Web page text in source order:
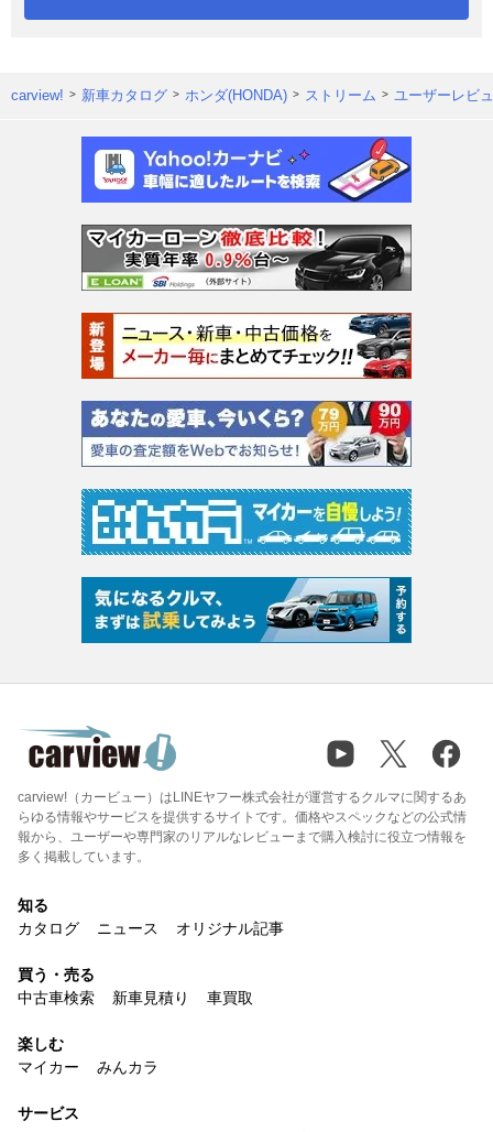
carview! 新車カタログ ホンダ(HONDA) ストリーム ユーザーレビ
carview!（カービュー）はLINEヤフー株式会社が運営するクルマに関するあ
らゆる情報やサービスを提供するサイトです。価格やスペックなどの公式情
報から、ユーザーや専門家のリアルなレビューまで購入検討に役立つ情報を
多く掲載しています。
知る
カタログ
ニュース オリジナル記事
買う・売る
中古車検索
新車見積り 車買取
楽しむ
マイカー
みんカラ
サービス